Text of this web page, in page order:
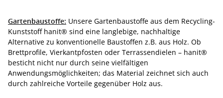
Gartenbaustoffe: Unsere Gartenbaustoffe aus dem Recycling-
Kunststoff hanit® sind eine langlebige, nachhaltige
Alternative zu konventionelle Baustoffen z.B. aus Holz. Ob
Brettprofile, Vierkantpfosten oder Terrassendielen – hanit®
besticht nicht nur durch seine vielfältigen
Anwendungsmöglichkeiten; das Material zeichnet sich auch
durch zahlreiche Vorteile gegenüber Holz aus.